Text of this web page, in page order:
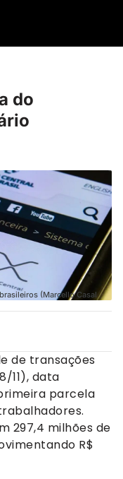
do
(Marcello Casal
de transações
11), data
parcela
297,4 milhões de
R$